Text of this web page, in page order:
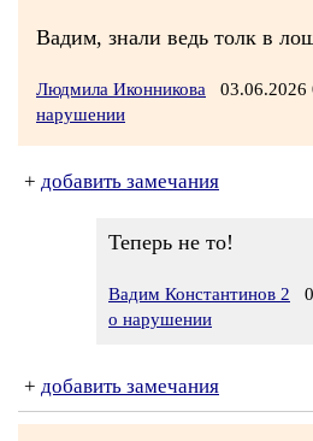
Вадим, знали ведь толк в
Людмила Иконникова 03.06.2026
нарушении
+ добавить замечания
Теперь не то!
Вадим Константинов 2
о нарушении
+ добавить замечания